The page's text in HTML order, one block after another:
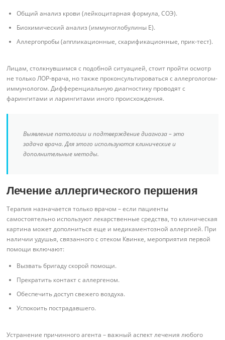
Общий анализ крови (лейкоцитарная формула, СОЭ).
Биохимический анализ (иммуноглобулины E).
Аллергопробы (аппликационные, скарификационные, прик-тест).
Лицам, столкнувшимся с подобной ситуацией, стоит пройти осмотр
не только ЛОР-врача, но также проконсультироваться с аллергологом-
иммунологом. Дифференциальную диагностику проводят с
фарингитами и ларингитами иного происхождения.
Выявление патологии и подтверждение диагноза – это
задача врача. Для этого используются клинические и
дополнительные методы.
Лечение аллергического першения
Терапия назначается только врачом – если пациенты
самостоятельно используют лекарственные средства, то клиническая
картина может дополниться еще и медикаментозной аллергией. При
наличии удушья, связанного с отеком Квинке, мероприятия первой
помощи включают:
Вызвать бригаду скорой помощи.
Прекратить контакт с аллергеном.
Обеспечить доступ свежего воздуха.
Успокоить пострадавшего.
Устранение причинного агента – важный аспект лечения любого